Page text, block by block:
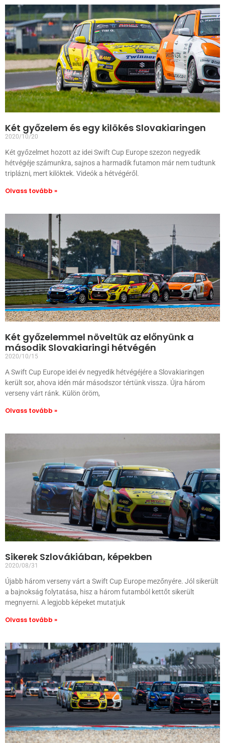
Két győzelem és egy kilökés Slovakiaringen
2020/10/20
Két győzelmet hozott az idei Swift Cup Europe szezon negyedik
hétvégéje számunkra, sajnos a harmadik futamon már nem tudtunk
triplázni, mert kilöktek. Videók a hétvégéről.
Olvass tovább »
Két győzelemmel növeltük az előnyünk a
második Slovakiaringi hétvégén
2020/10/15
A Swift Cup Europe idei év negyedik hétvégéjére a Slovakiaringen
került sor, ahova idén már másodszor tértünk vissza. Újra három
verseny várt ránk. Külön öröm,
Olvass tovább »
Sikerek Szlovákiában, képekben
2020/08/31
Újabb három verseny várt a Swift Cup Europe mezőnyére. Jól sikerült
a bajnokság folytatása, hisz a három futamból kettőt sikerült
megnyerni. A legjobb képeket mutatjuk
Olvass tovább »